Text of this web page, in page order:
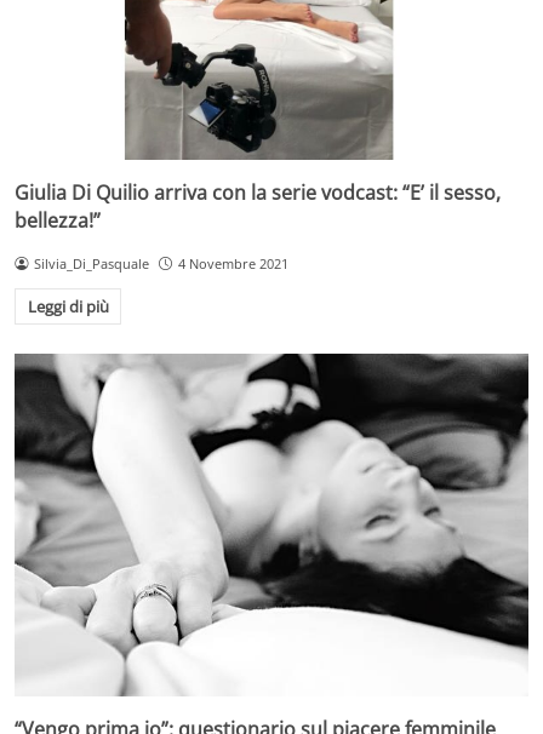
Giulia Di Quilio arriva con la serie vodcast: “E’ il sesso,
bellezza!”
Silvia_Di_Pasquale 4 Novembre 2021
Leggi di più
“Vengo prima io”: questionario sul piacere femminile